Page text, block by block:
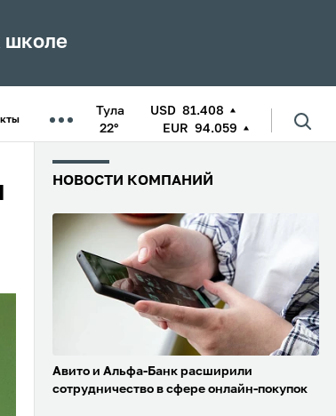
школе
Тула
22°
USD 81.408
EUR 94.059
НОВОСТИ КОМПАНИЙ
Авито и Альфа-Банк расширили
сотрудничество в сфере онлайн-покупок